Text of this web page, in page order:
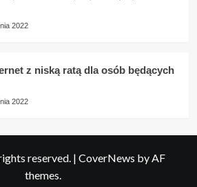
2022
z niską ratą dla osób będących
2022
reserved. | CoverNews by AF
themes.